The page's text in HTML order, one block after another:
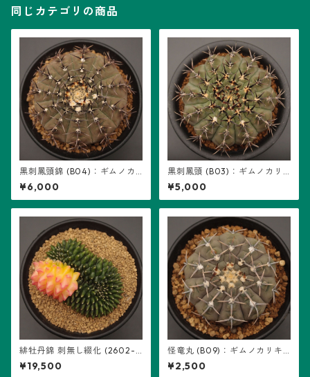
同じカテゴリの商品
黒刺鳳頭錦 (B04)：ギムノカ
リキウム属 ※実生、地味斑
¥6,000
黒刺鳳頭 (B03)：ギムノカリ
キウム属 ※実生
¥5,000
緋牡丹錦 刺無し綴化 (2602-H
B01)：ギムノカリキウム属 ※
実生
¥19,500
怪竜丸 (B09)：ギムノカリキ
ウム属 ※実生
¥2,500